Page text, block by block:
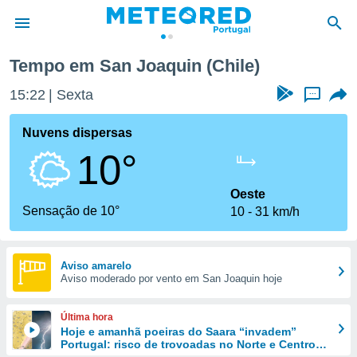
da
foi
fornecidas
a este
das
forma
digital
Tempo em San Joaquin (Chile)
15:22 Sexta ...
Nuvens dispersas
10°
Sensação de 10°
Oeste
10
31 km/h
Aviso amarelo
Aviso moderado por vento em San Joaquin hoje
Última hora
Hoje e amanhã poeiras do Saara “invadem”
Portugal: risco de trovoadas no Norte e Centro